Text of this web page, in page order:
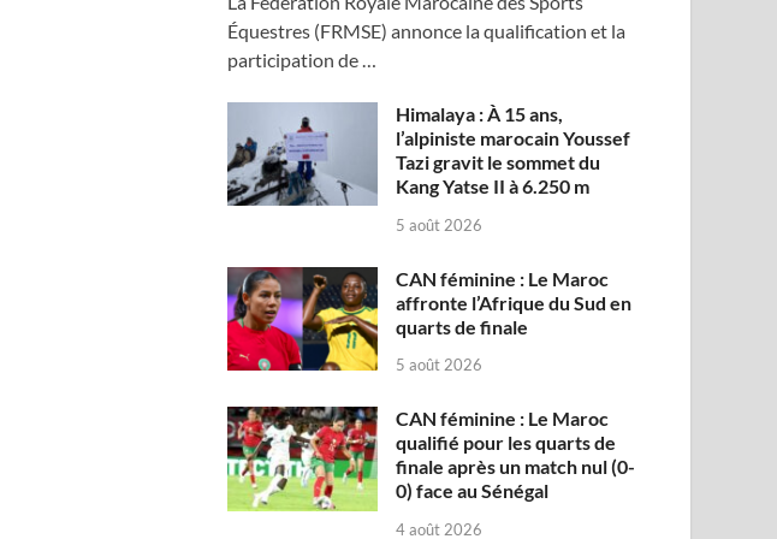
Équestres (FRMSE) annonce la qualification et la
participation de …
Himalaya : À 15 ans,
l’alpiniste marocain Youssef
Tazi gravit le sommet du
Kang Yatse II à 6.250 m
5 août 2026
CAN féminine : Le Maroc
affronte l’Afrique du Sud en
quarts de finale
5 août 2026
CAN féminine : Le Maroc
qualifié pour les quarts de
finale après un match nul (0-
0) face au Sénégal
4 août 2026